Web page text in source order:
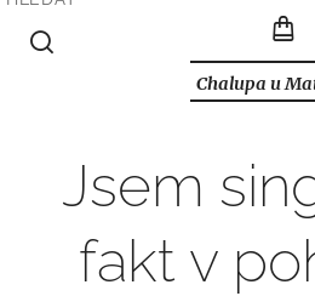
Chalupa u
Jsem
fakt v